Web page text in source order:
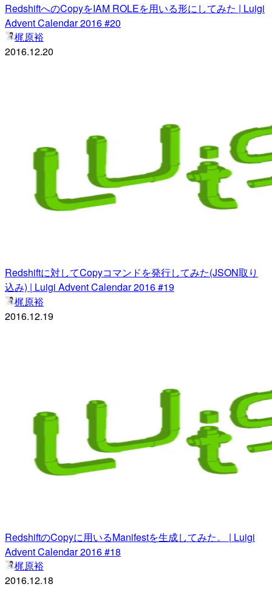
RedshiftへのCopyをIAM ROLEを用いる形にしてみた | Luigi
Advent Calendar 2016 #20
梶原裕
2016.12.20
Redshiftに対してCopyコマンドを発行してみた(JSON取り
込み) | Luigi Advent Calendar 2016 #19
梶原裕
2016.12.19
RedshiftのCopyに用いるManifestを生成してみた。 | Luigi
Advent Calendar 2016 #18
梶原裕
2016.12.18